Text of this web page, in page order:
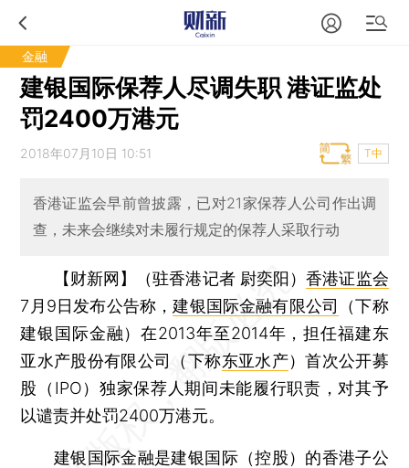
金融
建银国际保荐人尽调失职 港证监处
罚2400万港元
2018年07月10日 10:51 T中
香港证监会早前曾披露，已对21家保荐人公司作出调
查，未来会继续对未履行规定的保荐人采取行动
【财新网】（驻香港记者 尉奕阳）香港证监会
7月9日发布公告称，建银国际金融有限公司
（下称
建银国际金融）在2013年至2014年，担任福建东
亚水产股份有限公司（下称东亚水产）首次公开募
股（IPO）独家保荐人期间未能履行职责，对其予
以谴责并处罚2400万港元。
建银国际金融是建银国际（控股）的香港子公